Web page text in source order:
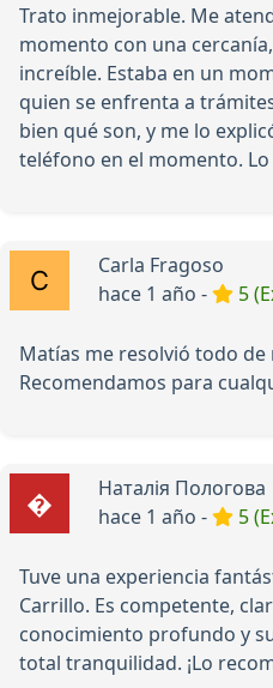
Trato inmejorable. Me
momento con una
increíble. Estaba en un
quien se enfrenta a
bien qué son, y me lo
teléfono en el momento.
Carla Fragoso
hace 1 año -
5
Matías me resolvió todo de
Recomendamos para
Наталія Пологова
hace 1 año -
5
Tuve una experiencia
Carrillo. Es competente,
conocimiento profundo y
total tranquilidad. ¡Lo